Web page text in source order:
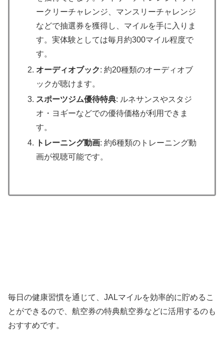
ークリーチャレンジ、マンスリーチャレンジ
などで抽選券を獲得し、マイルを手に入りま
す。実体験としては毎月約300マイル程度で
す。
オーディオブック: 約20種類のオーディオブ
ックが聴けます。
スポーツジム優待特典: ルネサンスやスタジ
オ・ヨギーなどでの優待価格が利用できま
す。
トレーニング動画: 約6種類のトレーニング動
画が視聴可能です。
毎日の健康習慣を通じて、JALマイルを効率的に貯めるこ
とができるので、航空券の特典航空券などに活用するのも
おすすめです。